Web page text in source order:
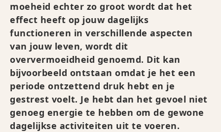
moeheid echter zo groot wordt dat het
effect heeft op jouw dagelijks
functioneren in verschillende aspecten
van jouw leven, wordt dit
oververmoeidheid genoemd. Dit kan
bijvoorbeeld ontstaan omdat je het een
periode ontzettend druk hebt en je
gestrest voelt. Je hebt dan het gevoel niet
genoeg energie te hebben om de gewone
dagelijkse activiteiten uit te voeren.